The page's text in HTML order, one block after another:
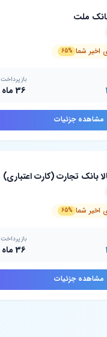
ملت
اخیر شما 65%
بازپرداخت
36 ماه
مشاهده جزئیات
بانک تجارت (کارت اعتباری)
اخیر شما 65%
بازپرداخت
36 ماه
مشاهده جزئیات